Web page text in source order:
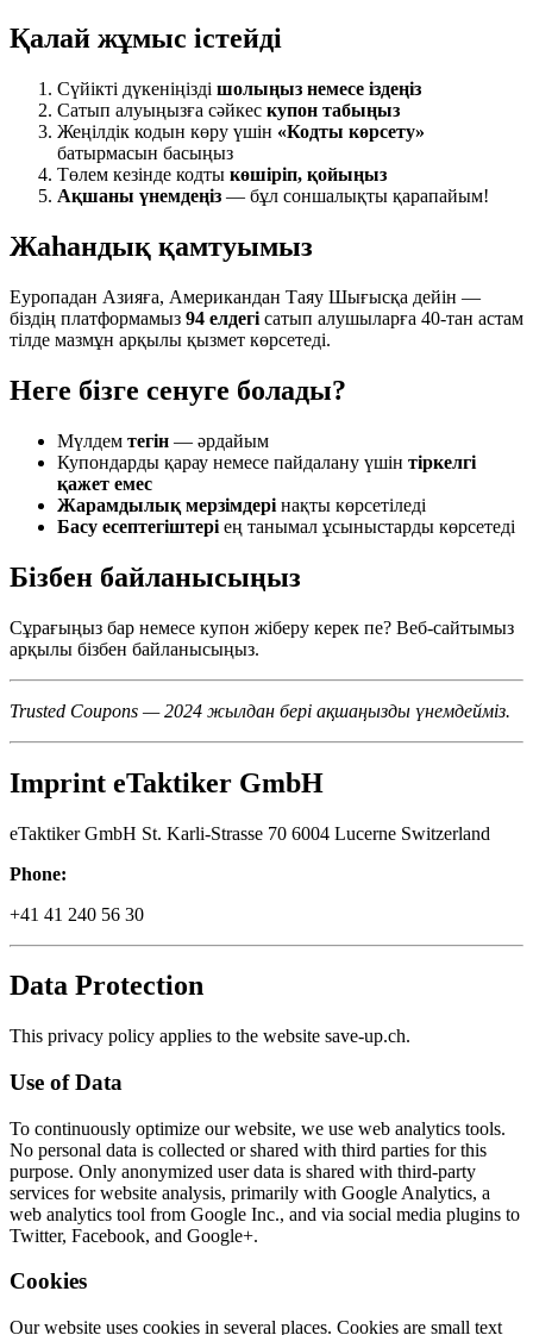
Қалай жұмыс істейді
Сүйікті дүкеніңізді шолыңыз немесе іздеңіз
Сатып алуыңызға сәйкес купон табыңыз
Жеңілдік кодын көру үшін «Кодты көрсету»
батырмасын басыңыз
Төлем кезінде кодты көшіріп, қойыңыз
Ақшаны үнемдеңіз — бұл соншалықты қарапайым!
Жаһандық қамтуымыз
Еуропадан Азияға, Американдан Таяу Шығысқа дейін —
біздің платформамыз 94 елдегі сатып алушыларға 40-тан астам
тілде мазмұн арқылы қызмет көрсетеді.
Неге бізге сенуге болады?
Мүлдем тегін — әрдайым
Купондарды қарау немесе пайдалану үшін тіркелгі
қажет емес
Жарамдылық мерзімдері нақты көрсетіледі
Басу есептегіштері ең танымал ұсыныстарды көрсетеді
Бізбен байланысыңыз
Сұрағыңыз бар немесе купон жіберу керек пе? Веб-сайтымыз
арқылы бізбен байланысыңыз.
Trusted Coupons — 2024 жылдан бері ақшаңызды үнемдейміз.
Imprint eTaktiker GmbH
eTaktiker GmbH St. Karli-Strasse 70 6004 Lucerne Switzerland
Phone:
+41 41 240 56 30
Data Protection
This privacy policy applies to the website save-up.ch.
Use of Data
To continuously optimize our website, we use web analytics tools.
No personal data is collected or shared with third parties for this
purpose. Only anonymized user data is shared with third-party
services for website analysis, primarily with Google Analytics, a
web analytics tool from Google Inc., and via social media plugins to
Twitter, Facebook, and Google+.
Cookies
Our website uses cookies in several places. Cookies are small text